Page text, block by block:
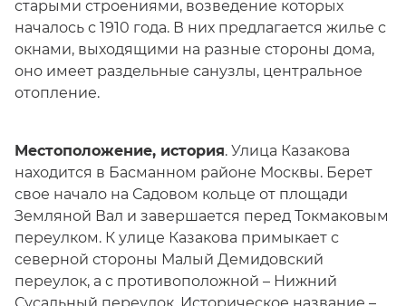
старыми строениями, возведение которых
началось с 1910 года. В них предлагается жилье с
окнами, выходящими на разные стороны дома,
оно имеет раздельные санузлы, центральное
отопление.
Местоположение, история. Улица Казакова
находится в Басманном районе Москвы. Берет
свое начало на Садовом кольце от площади
Земляной Вал и завершается перед Токмаковым
переулком. К улице Казакова примыкает с
северной стороны Малый Демидовский
переулок, а с противоположной – Нижний